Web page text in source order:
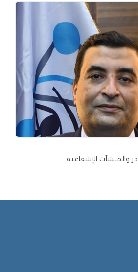
والمنشآت الإشعاعية